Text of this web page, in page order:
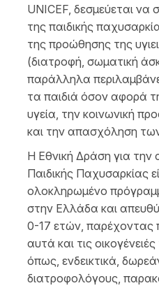
UNICEF, δεσμεύεται να
της παιδικής
της προώθησης της
(διατροφή, σωματική
παράλληλα
τα παιδιά όσον αφορά
υγεία, την κοινωνική
και την απασχόληση
Η Εθνική Δράση για την
Παιδικής Παχυσαρκίας
ολοκληρωμένο
στην Ελλάδα και
0-17 ετών, παρέχοντας
αυτά και τις
όπως, ενδεικτικά,
διατροφολόγους,